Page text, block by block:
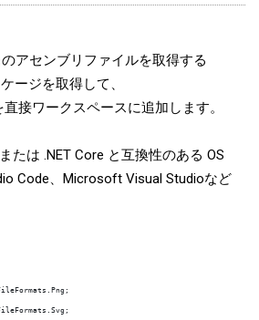
アセンブリファイルを取得する
ージを取得して、
直接ワークスペースに追加します。
たは .NET Core と互換性のある OS
Code、Microsoft Visual Studioなど